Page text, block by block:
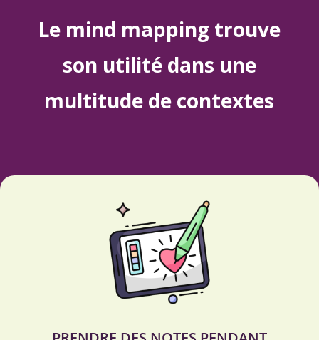
Le mind mapping trouve
son utilité dans une
multitude de contextes